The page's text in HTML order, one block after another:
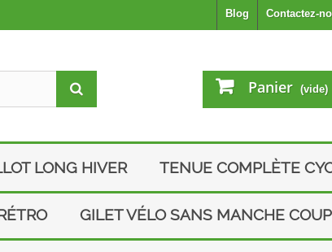
Contactez-
Blog
Panier (vide)
LONG HIVER TENUE COMPLÈTE
GILET VÉLO SANS MANCHE